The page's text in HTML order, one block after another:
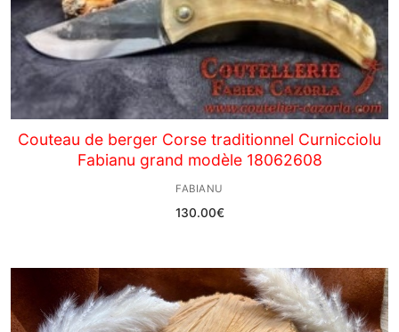
Couteau de berger Corse traditionnel Curnicciolu
Fabianu grand modèle 18062608
FABIANU
130.00€